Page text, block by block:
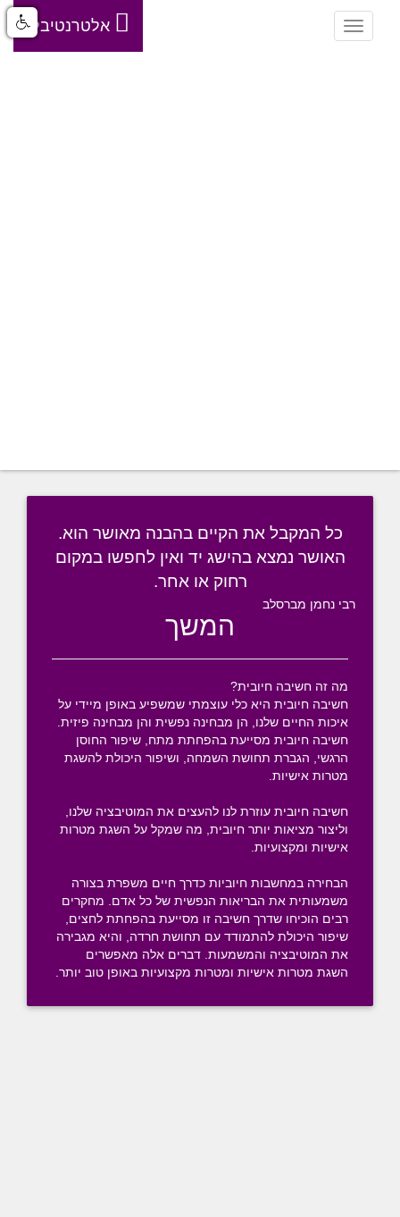
Toggle
navigation
אלטרנטיבלי
כל המקבל את הקיים בהבנה מאושר הוא.
האושר נמצא בהישג יד ואין לחפשו במקום
רחוק או אחר.
רבי נחמן מברסלב
המשך
מה זה חשיבה חיובית?
חשיבה חיובית היא כלי עוצמתי שמשפיע באופן מיידי על
איכות החיים שלנו, הן מבחינה נפשית והן מבחינה פיזית.
חשיבה חיובית מסייעת בהפחתת מתח, שיפור החוסן
הרגשי, הגברת תחושת השמחה, ושיפור היכולת להשגת
מטרות אישיות.
חשיבה חיובית עוזרת לנו להעצים את המוטיבציה שלנו,
וליצור מציאות יותר חיובית, מה שמקל על השגת מטרות
אישיות ומקצועיות.
הבחירה במחשבות חיוביות כדרך חיים משפרת בצורה
משמעותית את הבריאות הנפשית של כל אדם. מחקרים
רבים הוכיחו שדרך חשיבה זו מסייעת בהפחתת לחצים,
שיפור היכולת להתמודד עם תחושת חרדה, והיא מגבירה
את המוטיבציה והמשמעות. דברים אלה מאפשרים
השגת מטרות אישיות ומטרות מקצועיות באופן טוב יותר.